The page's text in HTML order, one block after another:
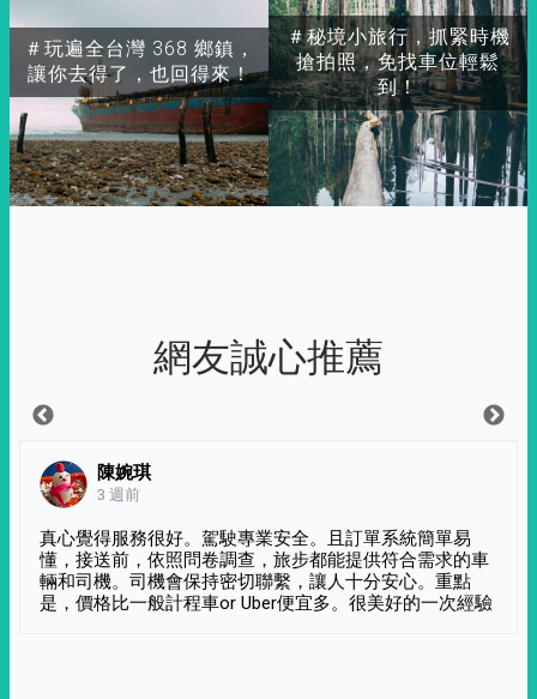
＃玩遍全台灣 368 鄉鎮，
讓你去得了，也回得來！
＃秘境小旅行，抓緊時機
搶拍照，免找車位輕鬆
到！
網友誠心推薦
陳婉琪
3 週前
真心覺得服務很好。駕駛專業安全。且訂單系統簡單易
懂，接送前，依照問卷調查，旅步都能提供符合需求的車
輛和司機。司機會保持密切聯繫，讓人十分安心。重點
是，價格比一般計程車or Uber便宜多。很美好的一次經驗